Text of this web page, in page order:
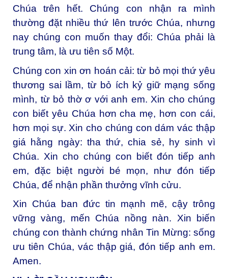
Chúa trên hết. Chúng con nhận ra mình
thường đặt nhiều thứ lên trước Chúa, nhưng
nay chúng con muốn thay đổi: Chúa phải là
trung tâm, là ưu tiên số Một.
Chúng con xin ơn hoán cải: từ bỏ mọi thứ yêu
thương sai lầm, từ bỏ ích kỷ giữ mạng sống
mình, từ bỏ thờ ơ với anh em. Xin cho chúng
con biết yêu Chúa hơn cha mẹ, hơn con cái,
hơn mọi sự. Xin cho chúng con dám vác thập
giá hằng ngày: tha thứ, chia sẻ, hy sinh vì
Chúa. Xin cho chúng con biết đón tiếp anh
em, đặc biệt người bé mọn, như đón tiếp
Chúa, để nhận phần thưởng vĩnh cửu.
Xin Chúa ban đức tin mạnh mẽ, cậy trông
vững vàng, mến Chúa nồng nàn. Xin biến
chúng con thành chứng nhân Tin Mừng: sống
ưu tiên Chúa, vác thập giá, đón tiếp anh em.
Amen.